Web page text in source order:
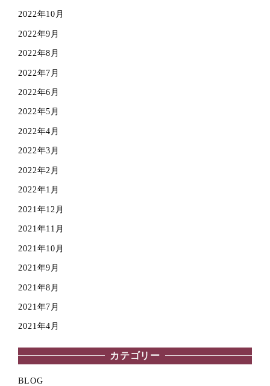
2022年10月
2022年9月
2022年8月
2022年7月
2022年6月
2022年5月
2022年4月
2022年3月
2022年2月
2022年1月
2021年12月
2021年11月
2021年10月
2021年9月
2021年8月
2021年7月
2021年4月
カテゴリー
BLOG